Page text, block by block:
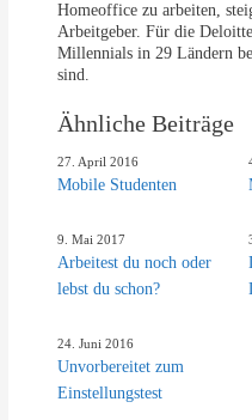
Homeoffice zu arbeiten,
Arbeitgeber. Für die
Millennials in 29 Ländern
sind.
Ähnliche Beiträge
27. April 2016
Mobile Studenten
9. Mai 2017
Arbeitest du noch oder
lebst du schon?
24. Juni 2016
Unvorbereitet zum
Einstellungstest